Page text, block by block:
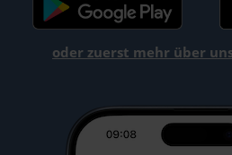
oder zuerst mehr über